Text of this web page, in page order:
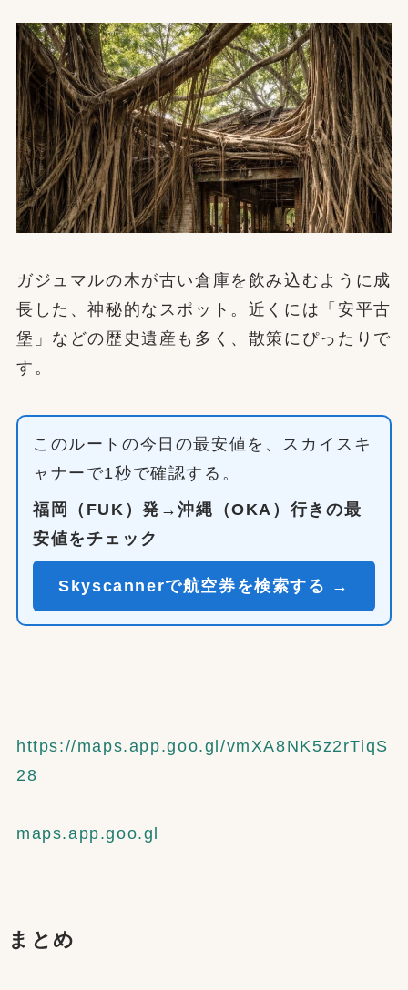
ガジュマルの木が古い倉庫を飲み込むように成
長した、神秘的なスポット。近くには「安平古
堡」などの歴史遺産も多く、散策にぴったりで
す。
このルートの今日の最安値を、スカイスキ
ャナーで1秒で確認する。
福岡（FUK）発→沖縄（OKA）行きの最
安値をチェック
Skyscannerで航空券を検索する →
https://maps.app.goo.gl/vmXA8NK5z2rTiqS
28
maps.app.goo.gl
まとめ